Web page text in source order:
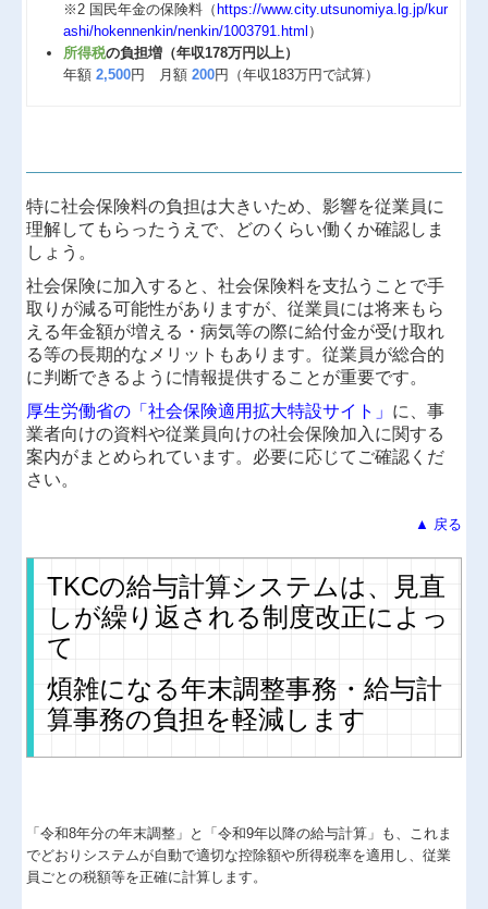
※2 国民年金の保険料（ https://www.city.utsunomiya.lg.jp/kur
ashi/hokennenkin/nenkin/1003791.html ）
所得税の負担増（年収178万円以上）
年額2,500円 月額200円（年収183万円で試算）
特に社会保険料の負担は大きいため、影響を従業員に
理解してもらったうえで、どのくらい働くか確認しま
しょう。
社会保険に加入すると、社会保険料を支払うことで手
取りが減る可能性がありますが、従業員には将来もら
える年金額が増える・病気等の際に給付金が受け取れ
る等の長期的なメリットもあります。従業員が総合的
に判断できるように情報提供することが重要です。
厚生労働省の「社会保険適用拡大特設サイト」 に、事
業者向けの資料や従業員向けの社会保険加入に関する
案内がまとめられています。必要に応じてご確認くだ
さい。
▲ 戻る
TKCの給与計算システムは、見直
しが繰り返される制度改正によっ
て
煩雑になる年末調整事務・給与計
算事務の負担を軽減します
「令和8年分の年末調整」と「令和9年以降の給与計算」も、これま
でどおりシステムが自動で適切な控除額や所得税率を適用し、従業
員ごとの税額等を正確に計算します。